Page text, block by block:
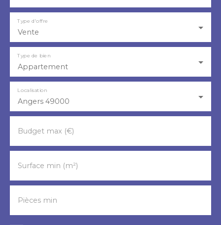
Vente
Type d'offre
Appartement
Type de bien
Angers 49000
Localisation
Budget max (€)
Surface min (m²)
Pièces min